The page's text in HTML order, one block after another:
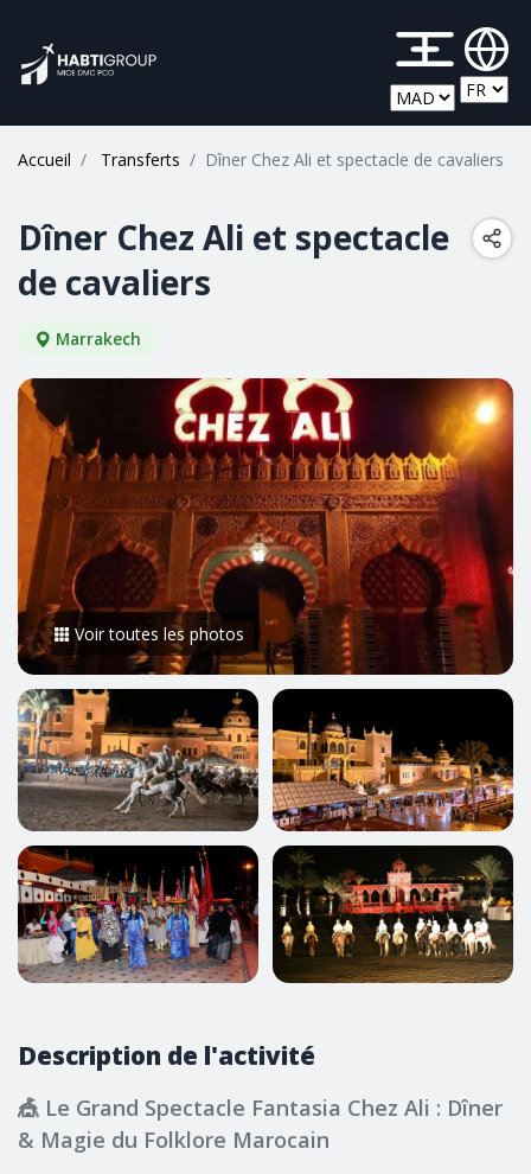
Accueil Transferts Dîner Chez Ali et spectacle de cavaliers
Dîner Chez Ali et spectacle
de cavaliers
Marrakech
Voir toutes les photos
Description de l'activité
🎪 Le Grand Spectacle Fantasia Chez Ali : Dîner
& Magie du Folklore Marocain